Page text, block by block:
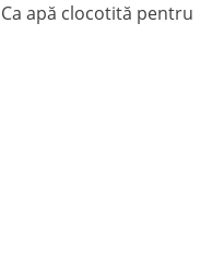
apă clocotită pentru